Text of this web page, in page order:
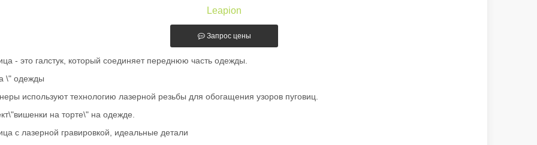
лазерных маркировок. Их широкое использование в различных отраслях CA
Leapion
Запрос цены
- это галстук, который соединяет переднюю часть одежды.
\" одежды
используют технологию лазерной резьбы для обогащения узоров пуговиц.
на торте\" на одежде.
с лазерной гравировкой, идеальные детали